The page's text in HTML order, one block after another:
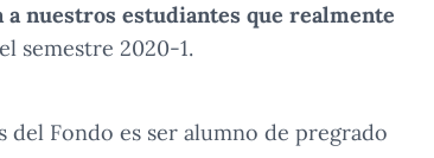
nuestros estudiantes que realmente
el semestre 2020-1.
Fondo es ser alumno de pregrado